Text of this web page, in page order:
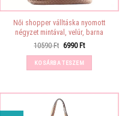
Női shopper válltáska nyomott
négyzet mintával, velúr, barna
10590Ft Original
was:
10590 Ft.
6990 FtCurrent
KOSÁRBA TESZEM